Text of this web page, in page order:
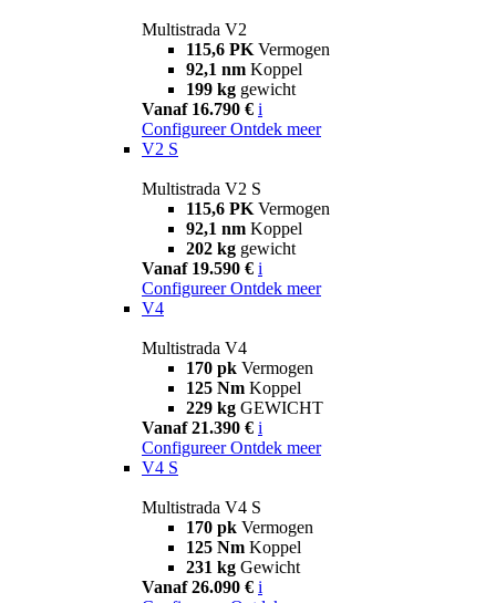
Multistrada V2
115,6 PK Vermogen
92,1 nm Koppel
199 kg gewicht
Vanaf 16.790 € i
Configureer Ontdek meer
V2 S
Multistrada V2 S
115,6 PK Vermogen
92,1 nm Koppel
202 kg gewicht
Vanaf 19.590 € i
Configureer Ontdek meer
V4
Multistrada V4
170 pk Vermogen
125 Nm Koppel
229 kg GEWICHT
Vanaf 21.390 € i
Configureer Ontdek meer
V4 S
Multistrada V4 S
170 pk Vermogen
125 Nm Koppel
231 kg Gewicht
Vanaf 26.090 € i